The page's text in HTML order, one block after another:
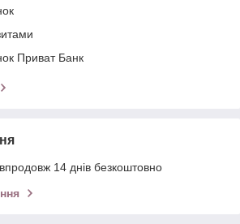
Приват Банк
14 днів безкоштовно